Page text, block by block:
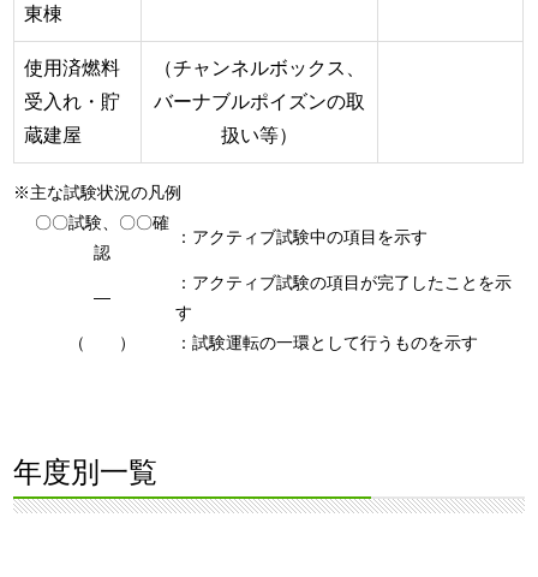
東棟
使用済燃料
受入れ・貯
蔵建屋
（チャンネルボックス、
バーナブルポイズンの取
扱い等）
※主な試験状況の凡例
〇〇試験、〇〇確
認
：アクティブ試験中の項目を示す
―
：アクティブ試験の項目が完了したことを示
す
（ ）
：試験運転の一環として行うものを示す
年度別一覧